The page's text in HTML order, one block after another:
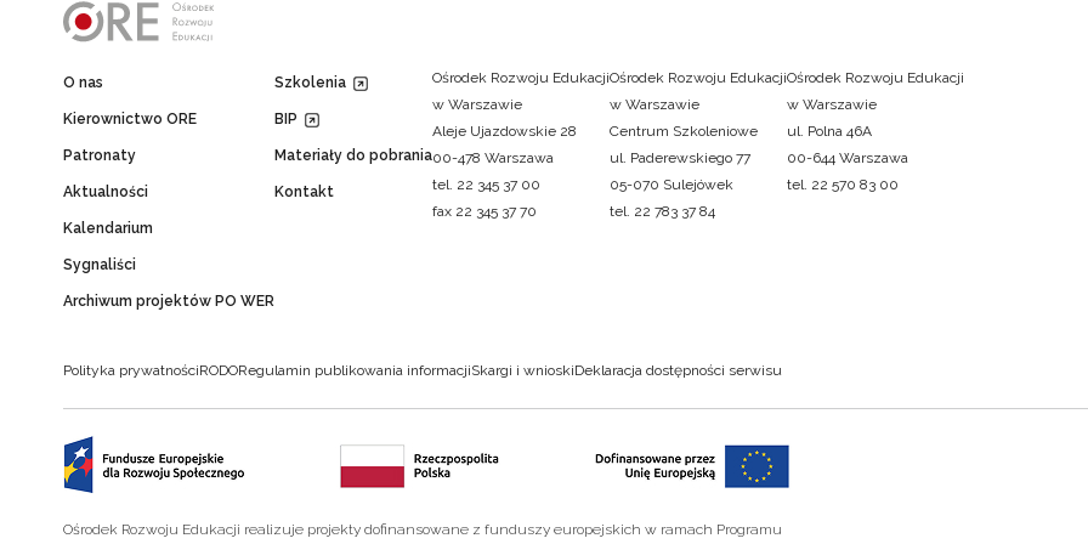
O nas
Kierownictwo ORE
Patronaty
Aktualności
Kalendarium
Sygnaliści
Archiwum projektów PO WER
Szkolenia
BIP
Materiały do pobrania
Kontakt
Ośrodek Rozwoju Edukacji
w Warszawie
Aleje Ujazdowskie 28
00-478 Warszawa
tel. 22 345 37 00
fax 22 345 37 70
Ośrodek Rozwoju Edukacji
w Warszawie
Centrum Szkoleniowe
ul. Paderewskiego 77
05-070 Sulejówek
tel. 22 783 37 84
Ośrodek Rozwoju Edukacji
w Warszawie
ul. Polna 46A
00-644 Warszawa
tel. 22 570 83 00
Polityka prywatnościRODORegulamin publikowania informacjiSkargi i wnioskiDeklaracja dostępności serwisu
Ośrodek Rozwoju Edukacji realizuje projekty dofinansowane z funduszy europejskich w ramach Programu